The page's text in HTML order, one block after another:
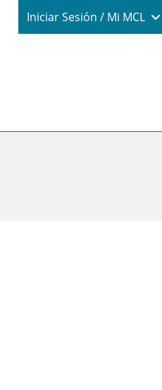
Login / My
Iniciar Sesión / Mi MCL